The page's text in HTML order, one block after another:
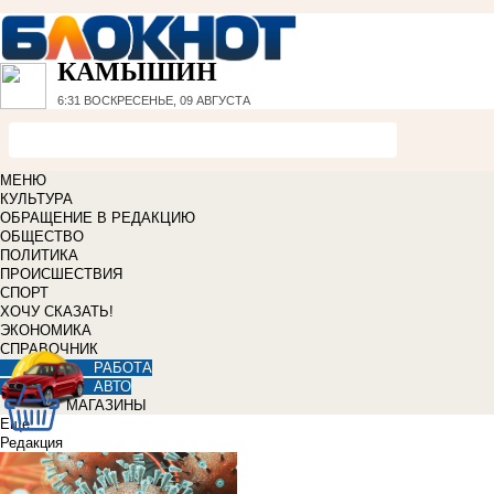
КАМЫШИН
6:31 ВОСКРЕСЕНЬЕ, 09 АВГУСТА
МЕНЮ
КУЛЬТУРА
ОБРАЩЕНИЕ В РЕДАКЦИЮ
ОБЩЕСТВО
ПОЛИТИКА
ПРОИСШЕСТВИЯ
СПОРТ
ХОЧУ СКАЗАТЬ!
ЭКОНОМИКА
СПРАВОЧНИК
РАБОТА
АВТО
МАГАЗИНЫ
Еще
Редакция